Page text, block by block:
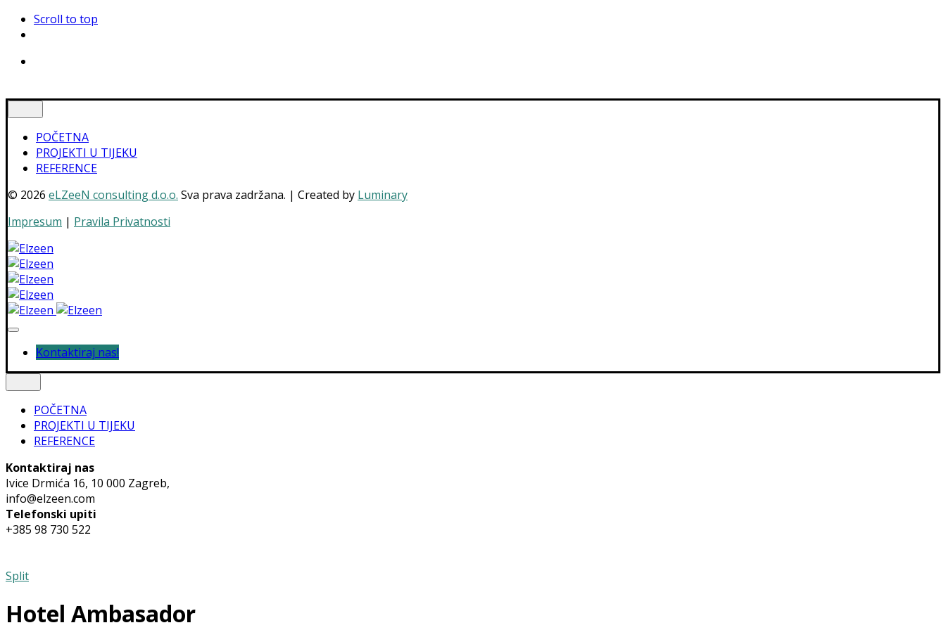
Scroll to top
Skip
to
contentPOČETNA
PROJEKTI U TIJEKU
REFERENCE
© 2026 eLZeeN consulting d.o.o. Sva prava zadržana. | Created by Luminary
Impresum | Pravila Privatnosti
Kontaktiraj nas!
POČETNA
PROJEKTI U TIJEKU
REFERENCE
Kontaktiraj nas
Ivice Drmića 16, 10 000 Zagreb,
info@elzeen.com
Telefonski upiti
+385 98 730 522
Split
Hotel Ambasador